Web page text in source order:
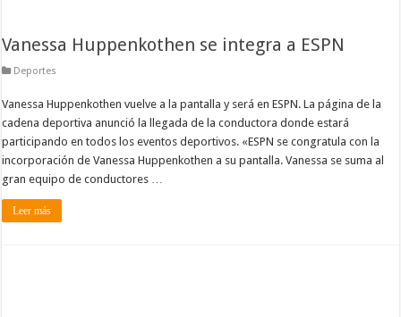
Vanessa Huppenkothen se integra a ESPN
Deportes
Vanessa Huppenkothen vuelve a la pantalla y será en ESPN. La página de la
cadena deportiva anunció la llegada de la conductora donde estará
participando en todos los eventos deportivos. «ESPN se congratula con la
incorporación de Vanessa Huppenkothen a su pantalla. Vanessa se suma al
gran equipo de conductores …
Leer más